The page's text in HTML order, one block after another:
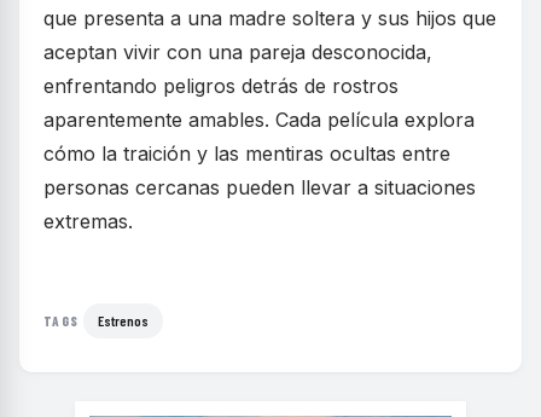
que presenta a una madre soltera y sus hijos que
aceptan vivir con una pareja desconocida,
enfrentando peligros detrás de rostros
aparentemente amables. Cada película explora
cómo la traición y las mentiras ocultas entre
personas cercanas pueden llevar a situaciones
extremas.
TAGS Estrenos